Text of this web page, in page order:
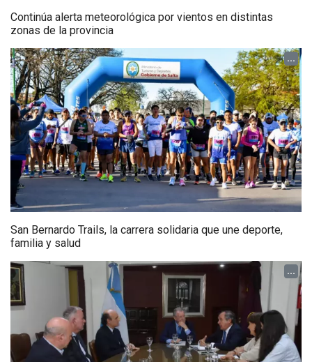
Continúa alerta meteorológica por vientos en distintas
zonas de la provincia
...
San Bernardo Trails, la carrera solidaria que une deporte,
familia y salud
...